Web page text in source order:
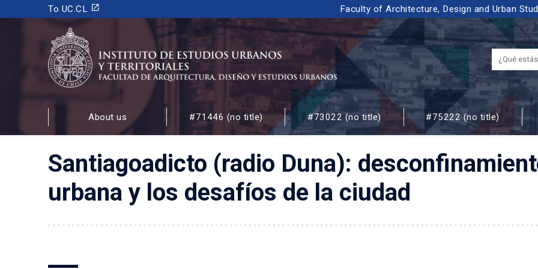
To UC.CL launch Faculty of Architecture, Design and Urban
INSTITUTO DE ESTUDIOS URBANOS
Y TERRITORIALES
FACULTAD DE ARQUITECTURA, DISEÑO Y ESTUDIOS URBANOS
About us #71446 (no title) #73022 (no title) #75222 (no title)
Santiagoadicto (radio Duna):
urbana y los desafíos de la ciudad